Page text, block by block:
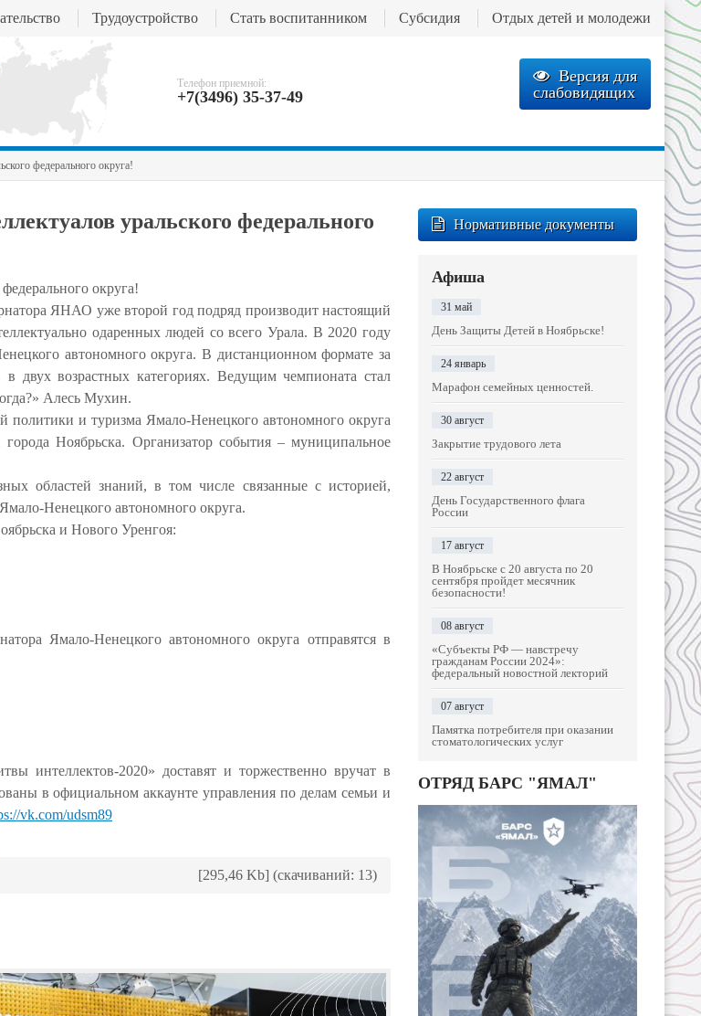
Телефон приемной:
+7(3496) 35-37-49
Версия для
слабовидящих
Трудоустройство Стать воспитанником Субсидия Отдых детей и молодежи
федерального округа!
уральского федерального
округа!
ЯНАО уже второй год подряд производит настоящий
одаренных людей со всего Урала. В 2020 году
автономного округа. В дистанционном формате за
двух возрастных категориях. Ведущим чемпионата стал
Алесь Мухин.
политики и туризма Ямало-Ненецкого автономного округа
Ноябрьска. Организатор события – муниципальное
областей знаний, в том числе связанные с историей,
Ненецкого автономного округа.
и Нового Уренгоя:
Ямало-Ненецкого автономного округа отправятся в
интеллектов-2020» доставят и торжественно вручат в
в официальном аккаунте управления по делам семьи и
vk.com/udsm89
[295,46 Kb] (cкачиваний: 13)
Нормативные документы
Афиша
31 май
День Защиты Детей в Ноябрьске!
24 январь
Марафон семейных ценностей.
30 август
Закрытие трудового лета
22 август
День Государственного флага
России
17 август
В Ноябрьске с 20 августа по 20
сентября пройдет месячник
безопасности!
08 август
«Субъекты РФ — навстречу
гражданам России 2024»:
федеральный новостной лекторий
07 август
Памятка потребителя при оказании
стоматологических услуг
ОТРЯД БАРС "ЯМАЛ"